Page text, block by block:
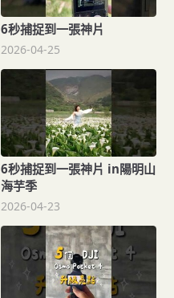
6秒捕捉到一張神片
2026-04-25
6秒捕捉到一張神片 in陽明山
海芋季
2026-04-23